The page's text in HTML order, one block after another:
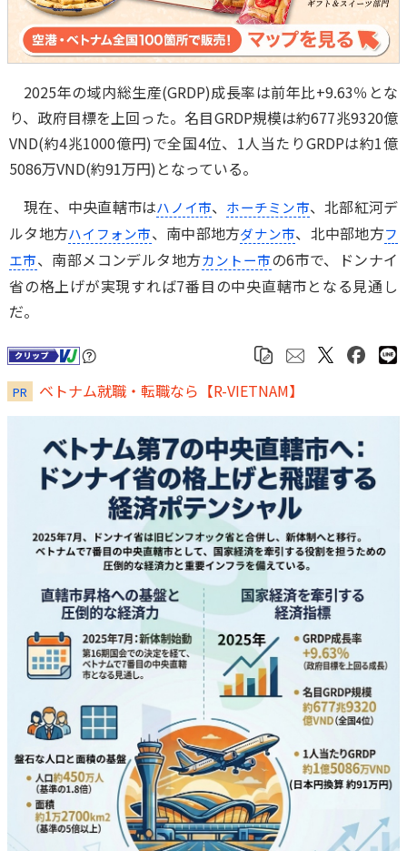
2025年の域内総生産(GRDP)成長率は前年比+9.63％とな
り、政府目標を上回った。名目GRDP規模は約677兆9320億
VND(約4兆1000億円)で全国4位、1人当たりGRDPは約1億
5086万VND(約91万円)となっている。
現在、中央直轄市はハノイ市、 ホーチミン市、北部紅河デ
ルタ地方ハイフォン市、南中部地方ダナン市、北中部地方フ
エ市、南部メコンデルタ地方カントー市の6市で、ドンナイ
省の格上げが実現すれば7番目の中央直轄市となる見通し
だ。
PR ベトナム就職・転職なら【R-VIETNAM】